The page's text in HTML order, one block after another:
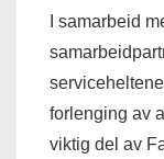
I samarbeid
forlenging av
viktig del av